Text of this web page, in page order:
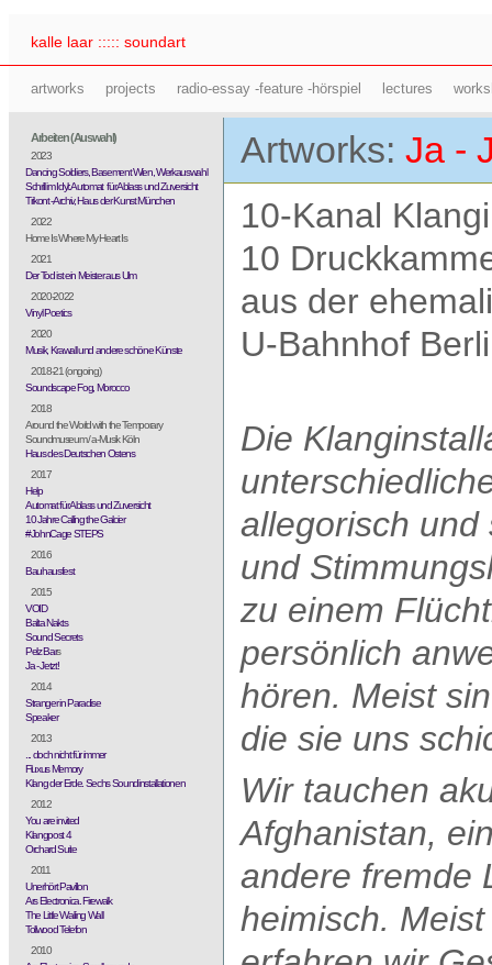
kalle laar ::::: soundart
artworks projects radio-essay -feature -hörspiel lectures
Arbeiten (Auswahl)
2023
Dancing Soldiers, Basement Wien, Werkauswahl
Schrill im Idyl: Automat für Ablass und Zuversicht
Trikont -Archiv, Haus der Kunst München
2022
Home Is Where My Heart Is
2021
Der Tod ist ein Meister aus Ulm
2020-2022
Vinyl Poetics
2020
Musik, Krawall und andere schöne Künste
2018-21 (ongoing)
Soundscape Fog, Morocco
2018
Around the World with the Temporary
Soundmuseum / a-Musik Köln
Haus des Deutschen Ostens
2017
Help
Automat für Ablass und Zuversicht
10 Jahre Calling the Galcier
#JohnCage STEPS
2016
Bauhausfest
2015
VOID
Balta Nakts
Sound Secrets
Pelz Bars
Ja - Jetzt!
2014
Stranger in Paradise
Speaker
2013
... doch nicht für immer
Fluxus Memory
Klang der Erde. Sechs Soundinstallationen
2012
You are invited
Klangpost 4
Orchard Suite
2011
Unerhört Pavillon
Ars Electronica. Firewalk
The Little Wailing Wall
Tollwood Telefon
2010
Artworks: Ja -
10-Kanal
10
aus der
U-Bahnhof
Die
allegorisch und
und
zu einem
persönlich
hören. Meist
die sie uns
Wir tauchen
Afghanistan,
andere fremde
heimisch.